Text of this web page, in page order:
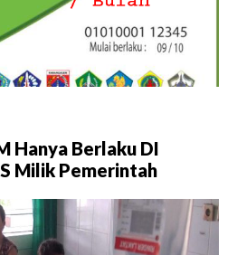
Hanya Berlaku DI
Milik Pemerintah